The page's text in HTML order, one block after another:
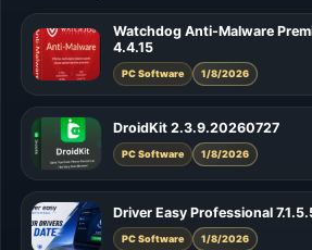
Watchdog Anti-Malware
4.4.15
PC Software 1/8/2026
DroidKit 2.3.9.20260727
PC Software 1/8/2026
Driver Easy Professional
PC Software 1/8/2026